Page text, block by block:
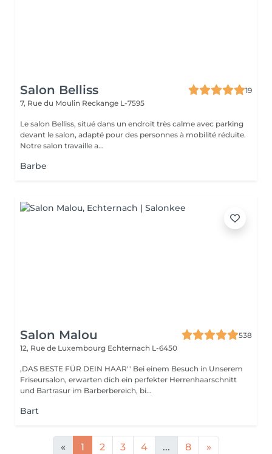
Salon Belliss
19
7, Rue du Moulin Reckange L-7595
Le salon Belliss, situé dans un endroit très calme avec parking
devant le salon, adapté pour des personnes à mobilité réduite.
Notre salon travaille a...
Barbe
Salon Malou
538
12, Rue de Luxembourg Echternach L-6450
,DAS BESTE FÜR DEIN HAAR'' Bei einem Besuch in Unserem
Friseursalon, erwarten dich ein perfekter Herrenhaarschnitt
und Bartrasur im Barberbereich, bi...
Bart
« 1 2 3 4 ... 8 »